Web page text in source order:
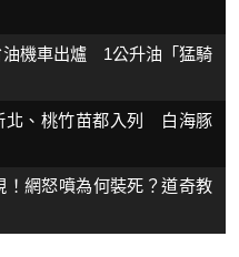
油機車出爐 1公升油「猛騎
北、桃竹苗都入列 白海豚
網怒噴為何裝死？道奇教